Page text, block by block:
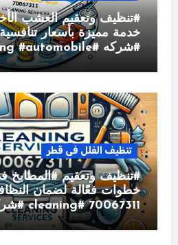
#تنظيف وتعقيم العشب
#شركه #cleaning #automobile
تنظيف الفلل فى قطر
#تنظيف وتعقيم
خطوات فعّالة لضمان
70067311 #cleaning #شركه #toilet